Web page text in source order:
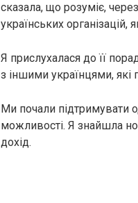
сказала, що розуміє,
українських організацій,
Я прислухалася до її
з іншими українцями, які
Ми почали підтримувати
можливості. Я знайшла
дохід.